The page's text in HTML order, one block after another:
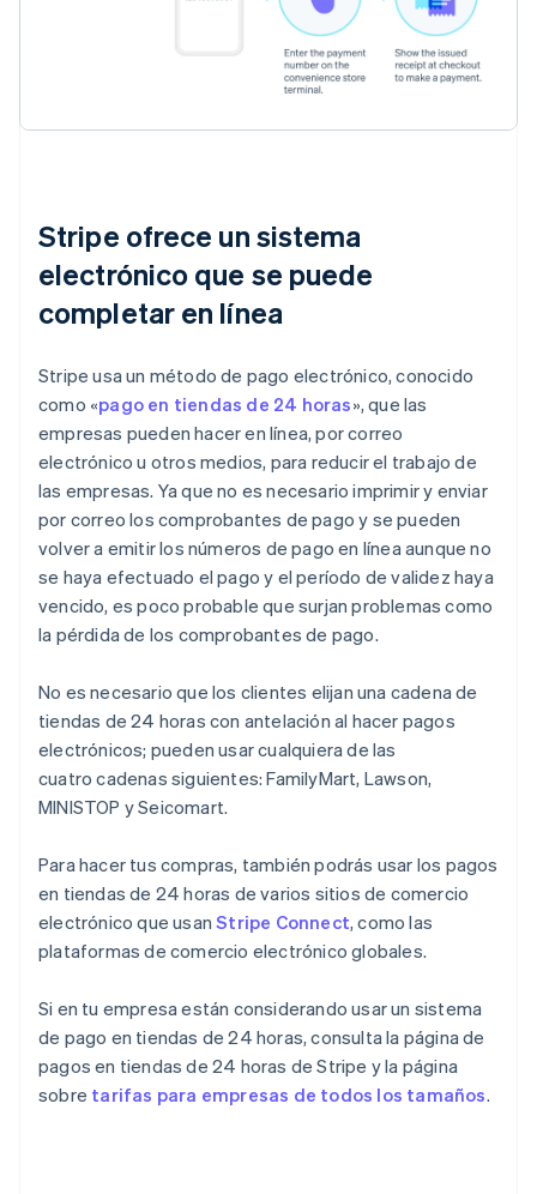
Stripe ofrece un sistema
electrónico que se puede
completar en línea
Stripe usa un método de pago electrónico, conocido
como «pago en tiendas de 24 horas», que las
empresas pueden hacer en línea, por correo
electrónico u otros medios, para reducir el trabajo de
las empresas. Ya que no es necesario imprimir y enviar
por correo los comprobantes de pago y se pueden
volver a emitir los números de pago en línea aunque no
se haya efectuado el pago y el período de validez haya
vencido, es poco probable que surjan problemas como
la pérdida de los comprobantes de pago.
No es necesario que los clientes elijan una cadena de
tiendas de 24 horas con antelación al hacer pagos
electrónicos; pueden usar cualquiera de las
cuatro cadenas siguientes: FamilyMart, Lawson,
MINISTOP y Seicomart.
Para hacer tus compras, también podrás usar los pagos
en tiendas de 24 horas de varios sitios de comercio
electrónico que usanStripe Connect, como las
plataformas de comercio electrónico globales.
Si en tu empresa están considerando usar un sistema
de pago en tiendas de 24 horas, consulta la página de
pagos en tiendas de 24 horas de Stripe y la página
sobre tarifas para empresas de todos los tamaños.